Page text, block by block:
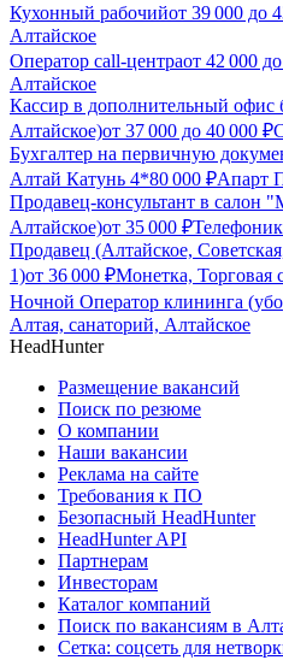
Кухонный рабочийот 39 000 до
Алтайское
Оператор call-центраот 42 000 до
Алтайское
Кассир в дополнительный офис
Алтайское)от 37 000 до 40 000 ₽
Бухгалтер на первичную
Алтай Катунь 4*80 000 ₽Апарт
Продавец-консультант в салон
Алтайское)от 35 000 ₽
Продавец (Алтайское,
1)от 36 000 ₽Монетка, Торговая
Ночной Оператор клининга
Алтая, санаторий, Алтайское
HeadHunter
Размещение вакансий
Поиск по резюме
О компании
Наши вакансии
Реклама на сайте
Требования к ПО
Безопасный HeadHunter
HeadHunter API
Партнерам
Инвесторам
Каталог компаний
Поиск по вакансиям в
Сетка: соцсеть для